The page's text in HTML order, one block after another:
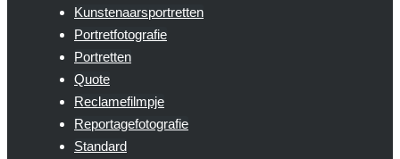
Kunstenaarsportretten
Portretfotografie
Portretten
Quote
Reclamefilmpje
Reportagefotografie
Standard